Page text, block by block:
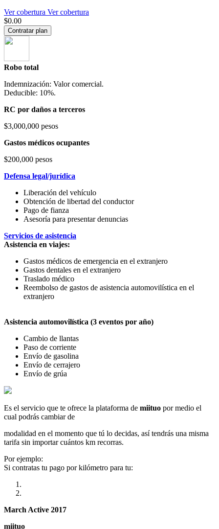
Ver cobertura Ver cobertura
$0.00
Contratar plan
Robo total
Indemnización: Valor comercial.
Deducible: 10%.
RC por daños a terceros
$3,000,000 pesos
Gastos médicos ocupantes
$200,000 pesos
Defensa legal/jurídica
Liberación del vehículo
Obtención de libertad del conductor
Pago de fianza
Asesoría para presentar denuncias
Servicios de asistencia
Asistencia en viajes:
Gastos médicos de emergencia en el extranjero
Gastos dentales en el extranjero
Traslado médico
Reembolso de gastos de asistencia automovilística en el
extranjero
Asistencia automovilística (3 eventos por año)
Cambio de llantas
Paso de corriente
Envío de gasolina
Envío de cerrajero
Envío de grúa
Es el servicio que te ofrece la plataforma de miituo por medio el
cual podrás cambiar de
modalidad en el momento que tú lo decidas, así tendrás una misma
tarifa sin importar cuántos km recorras.
Por ejemplo:
Si contratas tu pago por kilómetro para tu:
March Active 2017
miituo